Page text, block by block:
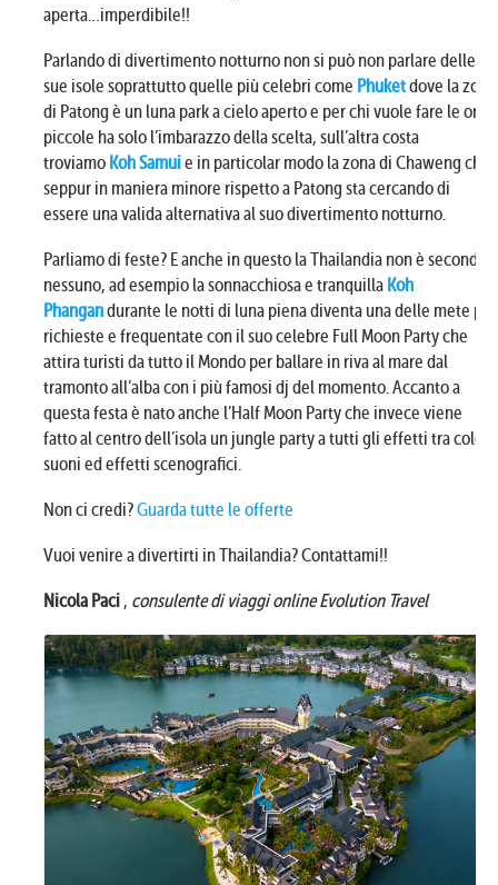
aperta…imperdibile!!
Parlando di divertimento notturno non si può non parlare delle
sue isole soprattutto quelle più celebri come Phuketdove la zona
di Patong è un luna park a cielo aperto e per chi vuole fare le ore
piccole ha solo l’imbarazzo della scelta, sull’altra costa
troviamo Koh Samuie in particolar modo la zona di Chaweng che
seppur in maniera minore rispetto a Patong sta cercando di
essere una valida alternativa al suo divertimento notturno.
Parliamo di feste? E anche in questo la Thailandia non è seconda a
nessuno, ad esempio la sonnacchiosa e tranquilla Koh
Phangandurante le notti di luna piena diventa una delle mete più
richieste e frequentate con il suo celebre Full Moon Party che
attira turisti da tutto il Mondo per ballare in riva al mare dal
tramonto all’alba con i più famosi dj del momento. Accanto a
questa festa è nato anche l’Half Moon Party che invece viene
fatto al centro dell’isola un jungle party a tutti gli effetti tra colori,
suoni ed effetti scenografici.
Non ci credi?Guarda tutte le offerte
Vuoi venire a divertirti in Thailandia? Contattami!!
Nicola Paci , consulente di viaggi online Evolution Travel